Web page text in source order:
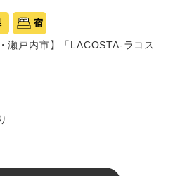
宿
瀬戸内市】「LACOSTA-ラコス